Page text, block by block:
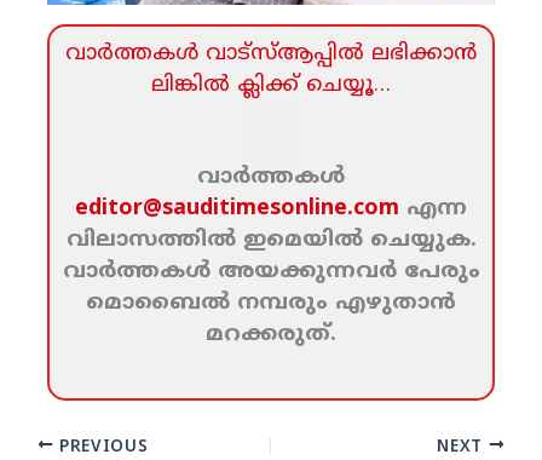
വാര്‍ത്തകള്‍ വാട്‌സ്‌ആപ്പില്‍ ലഭിക്കാന്‍
ലിങ്കില്‍ ക്ലിക്ക്‌ ചെയ്യൂ…
വാര്‍ത്തകള്‍
editor@sauditimesonline.com എന്ന
വിലാസത്തില്‍ ഇമെയില്‍ ചെയ്യുക.
വാര്‍ത്തകള്‍ അയക്കുന്നവര്‍ പേരും
മൊബൈല്‍ നമ്പരും എഴുതാന്‍
മറക്കരുത്‌.
PREVIOUS NEXT